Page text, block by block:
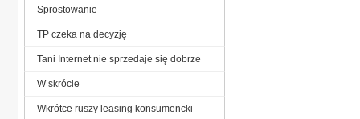
Sprostowanie
TP czeka na decyzję
Tani Internet nie sprzedaje się dobrze
W skrócie
Wkrótce ruszy leasing konsumencki